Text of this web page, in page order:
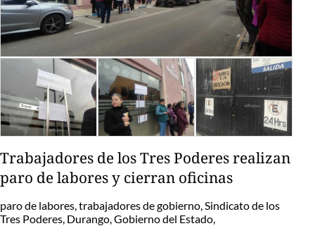
Trabajadores de los Tres Poderes realizan
paro de labores y cierran oficinas
paro de labores, trabajadores de gobierno, Sindicato de los
Tres Poderes, Durango, Gobierno del Estado,